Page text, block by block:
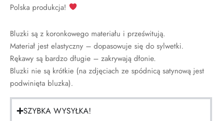
Polska produkcja!
Bluzki są z koronkowego materiału i prześwitują.
Materiał jest elastyczny – dopasowuje się do sylwetki.
Rękawy są bardzo długie – zakrywają dłonie.
Bluzki nie są krótkie (na zdjęciach ze spódnicą satynową jest
podwinięta bluzka).
SZYBKA WYSYŁKA!